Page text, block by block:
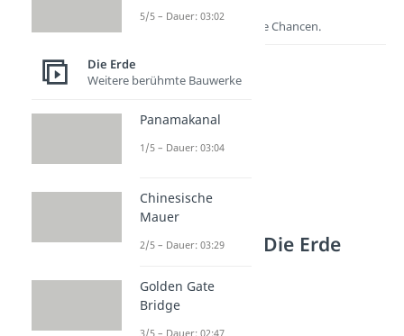
Lernen lohnt sich!
Entdecke hier deine Chancen.
Weitere Inhalte: Die Erde
Aufbau der Erde
Dauer: 02:52
Wie groß ist die Erde?
5/5 – Dauer: 03:02
Die Erde
Weitere berühmte Bauwerke
Panamakanal
1/5 – Dauer: 03:04
Chinesische
Mauer
2/5 – Dauer: 03:29
Golden Gate
Bridge
3/5 – Dauer: 02:47